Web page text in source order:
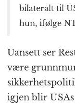
bilateralt til
hun, ifølge
Uansett ser
være
igjen blir